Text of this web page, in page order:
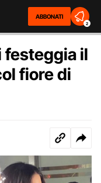
ABBONATI
2
festeggia il
fiore di